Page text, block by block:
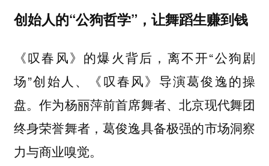
创始人的“公狗哲学”，让舞蹈生赚到钱
《叹春风》的爆火背后，离不开“公狗剧
场”创始人、《叹春风》导演葛俊逸的操
盘。作为杨丽萍前首席舞者、北京现代舞团
终身荣誉舞者，葛俊逸具备极强的市场洞察
力与商业嗅觉。